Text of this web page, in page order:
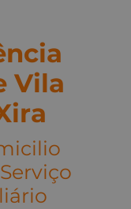
Vila